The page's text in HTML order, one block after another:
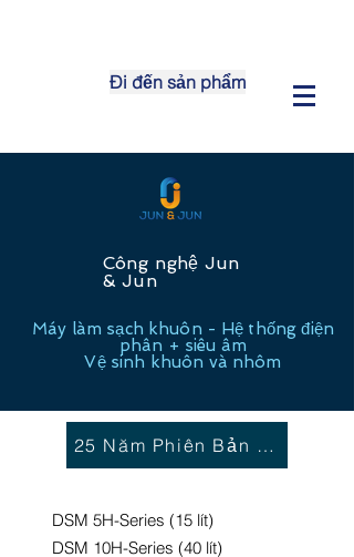
Đi đến sản phẩm
Công nghệ Jun
& Jun
Máy làm sạch khuôn - Hệ thống điện
phân + siêu âm
Vệ sinh khuôn và nhôm
25 Năm Phiên Bản Mới
DSM 5H-Series (15 lít)
DSM 10H-Series (40 lít)